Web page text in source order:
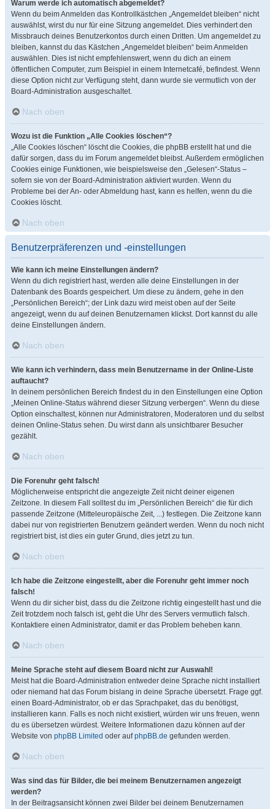
Warum werde ich automatisch abgemeldet?
Wenn du beim Anmelden das Kontrollkästchen „Angemeldet bleiben“ nicht
auswählst, wirst du nur für eine Sitzung angemeldet. Dies verhindert den
Missbrauch deines Benutzerkontos durch einen Dritten. Um angemeldet zu
bleiben, kannst du das Kästchen „Angemeldet bleiben“ beim Anmelden
auswählen. Dies ist nicht empfehlenswert, wenn du dich an einem
öffentlichen Computer, zum Beispiel in einem Internetcafé, befindest. Wenn
diese Option nicht zur Verfügung steht, dann wurde sie vermutlich von der
Board-Administration ausgeschaltet.
Nach oben
Wozu ist die Funktion „Alle Cookies löschen“?
„Alle Cookies löschen“ löscht die Cookies, die phpBB erstellt hat und die
dafür sorgen, dass du im Forum angemeldet bleibst. Außerdem ermöglichen
Cookies einige Funktionen, wie beispielsweise den „Gelesen“-Status –
sofern sie von der Board-Administration aktiviert wurden. Wenn du
Probleme bei der An- oder Abmeldung hast, kann es helfen, wenn du die
Cookies löscht.
Nach oben
Benutzerpräferenzen und -einstellungen
Wie kann ich meine Einstellungen ändern?
Wenn du dich registriert hast, werden alle deine Einstellungen in der
Datenbank des Boards gespeichert. Um diese zu ändern, gehe in den
„Persönlichen Bereich“; der Link dazu wird meist oben auf der Seite
angezeigt, wenn du auf deinen Benutzernamen klickst. Dort kannst du alle
deine Einstellungen ändern.
Nach oben
Wie kann ich verhindern, dass mein Benutzername in der Online-Liste
auftaucht?
In deinem persönlichen Bereich findest du in den Einstellungen eine Option
„Meinen Online-Status während dieser Sitzung verbergen“. Wenn du diese
Option einschaltest, können nur Administratoren, Moderatoren und du selbst
deinen Online-Status sehen. Du wirst dann als unsichtbarer Besucher
gezählt.
Nach oben
Die Forenuhr geht falsch!
Möglicherweise entspricht die angezeigte Zeit nicht deiner eigenen
Zeitzone. In diesem Fall solltest du im „Persönlichen Bereich“ die für dich
passende Zeitzone (Mitteleuropäische Zeit, ...) festlegen. Die Zeitzone kann
dabei nur von registrierten Benutzern geändert werden. Wenn du noch nicht
registriert bist, ist dies ein guter Grund, dies jetzt zu tun.
Nach oben
Ich habe die Zeitzone eingestellt, aber die Forenuhr geht immer noch
falsch!
Wenn du dir sicher bist, dass du die Zeitzone richtig eingestellt hast und die
Zeit trotzdem noch falsch ist, geht die Uhr des Servers vermutlich falsch.
Kontaktiere einen Administrator, damit er das Problem beheben kann.
Nach oben
Meine Sprache steht auf diesem Board nicht zur Auswahl!
Meist hat die Board-Administration entweder deine Sprache nicht installiert
oder niemand hat das Forum bislang in deine Sprache übersetzt. Frage ggf.
einen Board-Administrator, ob er das Sprachpaket, das du benötigst,
installieren kann. Falls es noch nicht existiert, würden wir uns freuen, wenn
du es übersetzen würdest. Weitere Informationen dazu können auf der
Website von phpBB Limited oder aufphpBB.de gefunden werden.
Nach oben
Was sind das für Bilder, die bei meinem Benutzernamen angezeigt
werden?
In der Beitragsansicht können zwei Bilder bei deinem Benutzernamen